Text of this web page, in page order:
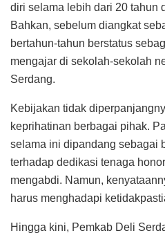
diri selama lebih dari 20 tahun
Bahkan, sebelum diangkat
bertahun-tahun berstatus
mengajar di sekolah-sekolah
Serdang.
Kebijakan tidak
keprihatinan berbagai pihak.
selama ini dipandang sebagai
terhadap dedikasi tenaga
mengabdi. Namun,
harus menghadapi
Hingga kini, Pemkab Deli